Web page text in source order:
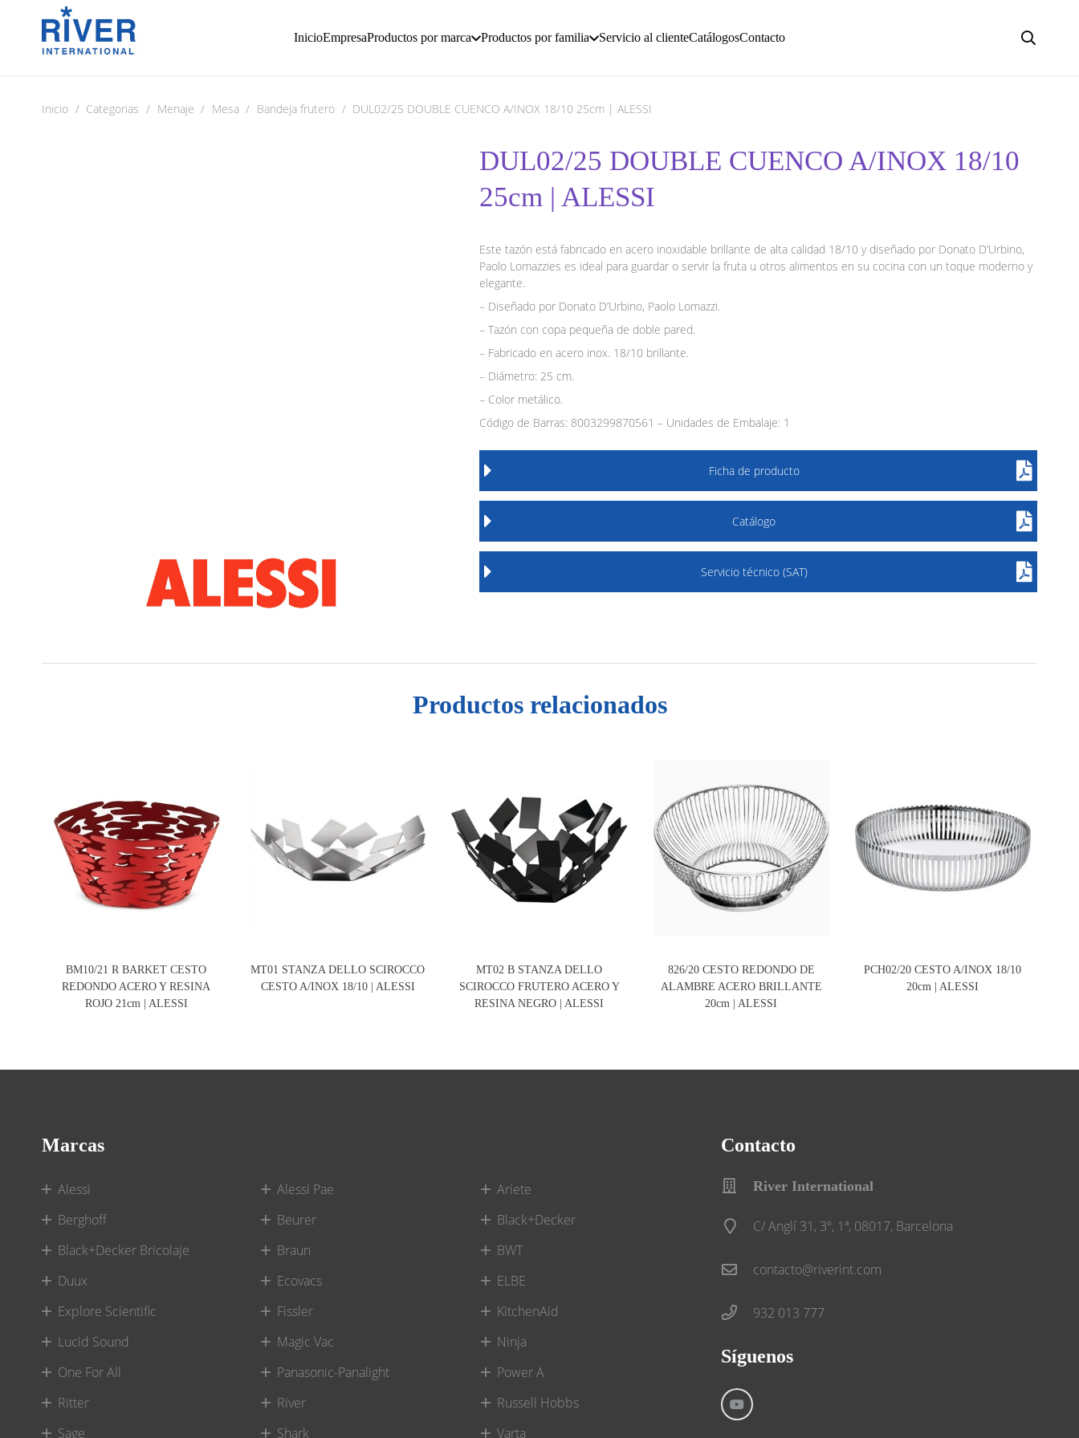
InicioEmpresaProductos por marca Productos por familia Servicio al clienteCatálogosContacto
Inicio / Categorias / Menaje / Mesa / Bandeja frutero / DUL02/25 DOUBLE CUENCO A/INOX 18/10 25cm | ALESSI
DUL02/25 DOUBLE CUENCO A/INOX 18/10
25cm | ALESSI
Este tazón está fabricado en acero inoxidable brillante de alta calidad 18/10 y diseñado por Donato D’Urbino,
Paolo Lomazzies es ideal para guardar o servir la fruta u otros alimentos en su cocina con un toque moderno y
elegante.
– Diseñado por Donato D’Urbino, Paolo Lomazzi.
– Tazón con copa pequeña de doble pared.
– Fabricado en acero inox. 18/10 brillante.
– Diámetro: 25 cm.
– Color metálico.
Código de Barras: 8003299870561 – Unidades de Embalaje: 1
Ficha de producto
Catálogo
Servicio técnico (SAT)
Productos relacionados
BM10/21 R BARKET CESTO
REDONDO ACERO Y RESINA
ROJO 21cm | ALESSI
MT01 STANZA DELLO SCIROCCO
CESTO A/INOX 18/10 | ALESSI
MT02 B STANZA DELLO
SCIROCCO FRUTERO ACERO Y
RESINA NEGRO | ALESSI
826/20 CESTO REDONDO DE
ALAMBRE ACERO BRILLANTE
20cm | ALESSI
PCH02/20 CESTO A/INOX 18/10
20cm | ALESSI
Marcas
Alessi Alessi Pae
Ariete
Berghoff
Beurer
Black+Decker
Black+Decker Bricolaje
Braun
BWT
Duux
Ecovacs
ELBE
Explore Scientific
Fissler
KitchenAid
Lucid Sound
Magic Vac
Ninja
One For All
Panasonic-Panalight
Power A
Ritter
River
Russell Hobbs
Sage
Shark Varta
Contacto
River International
C/ Anglí 31, 3º, 1ª, 08017, Barcelona
contacto@riverint.com
932 013 777
Síguenos